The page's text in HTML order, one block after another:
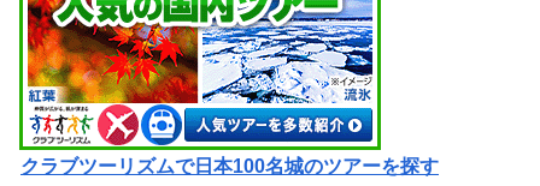
クラブツーリズムで日本100名城のツアーを探す